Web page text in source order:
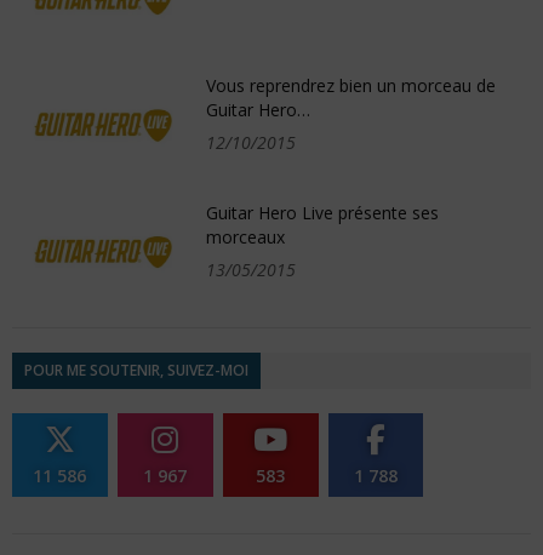
Vous reprendrez bien un morceau de
Guitar Hero…
12/10/2015
Guitar Hero Live présente ses
morceaux
13/05/2015
POUR ME SOUTENIR, SUIVEZ-MOI
11 586 1 967 583 1 788